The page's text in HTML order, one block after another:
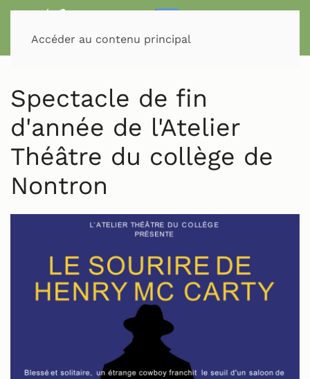
Accéder au contenu principal
Spectacle de fin
d'année de l'Atelier
Théâtre du collège de
Nontron